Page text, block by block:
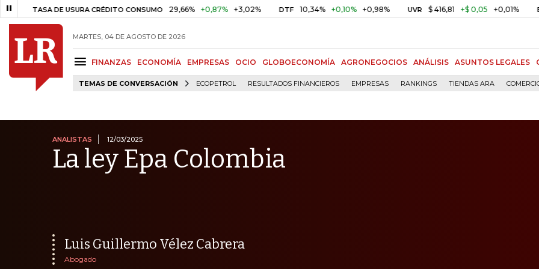
DE USURA CRÉDITO CONSUMO 29,66% +0,87% +3,02% DTF 10,34% +0,10% +0,98% UVR $ 416,81 +$ 0,05 +0,01% BITCOIN
MARTES, 04 DE AGOSTO DE 2026
FINANZAS ECONOMÍA EMPRESAS OCIO GLOBOECONOMÍA AGRONEGOCIOS ANÁLISIS ASUNTOS LEGALES
TEMAS DE CONVERSACIÓN ECOPETROL RESULTADOS FINANCIEROS EMPRESAS RANKINGS TIENDAS ARA
ANALISTAS 12/03/2025
La ley Epa Colombia
Luis Guillermo Vélez Cabrera
Abogado